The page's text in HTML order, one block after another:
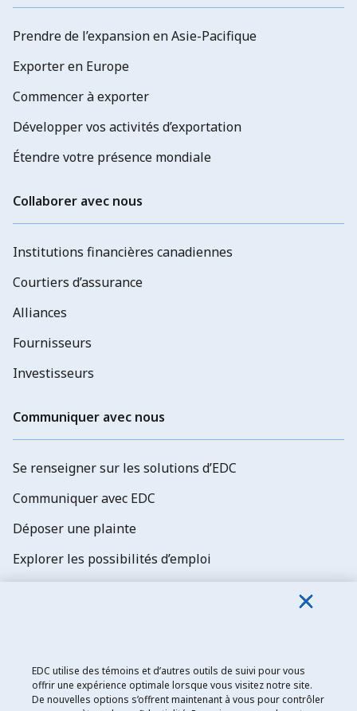
Prendre de l’expansion en Asie-Pacifique
Exporter en Europe
Commencer à exporter
Développer vos activités d’exportation
Étendre votre présence mondiale
Collaborer avec nous
Institutions financières canadiennes
Courtiers d’assurance
Alliances
Fournisseurs
Investisseurs
Communiquer avec nous
Se renseigner sur les solutions d’EDC
Communiquer avec EDC
Déposer une plainte
Explorer les possibilités d’emploi
Exportation et développement Canada
EDC utilise des témoins et d’autres outils de suivi pour vous
offrir une expérience optimale lorsque vous visitez notre site.
De nouvelles options s’offrent maintenant à vous pour contrôler